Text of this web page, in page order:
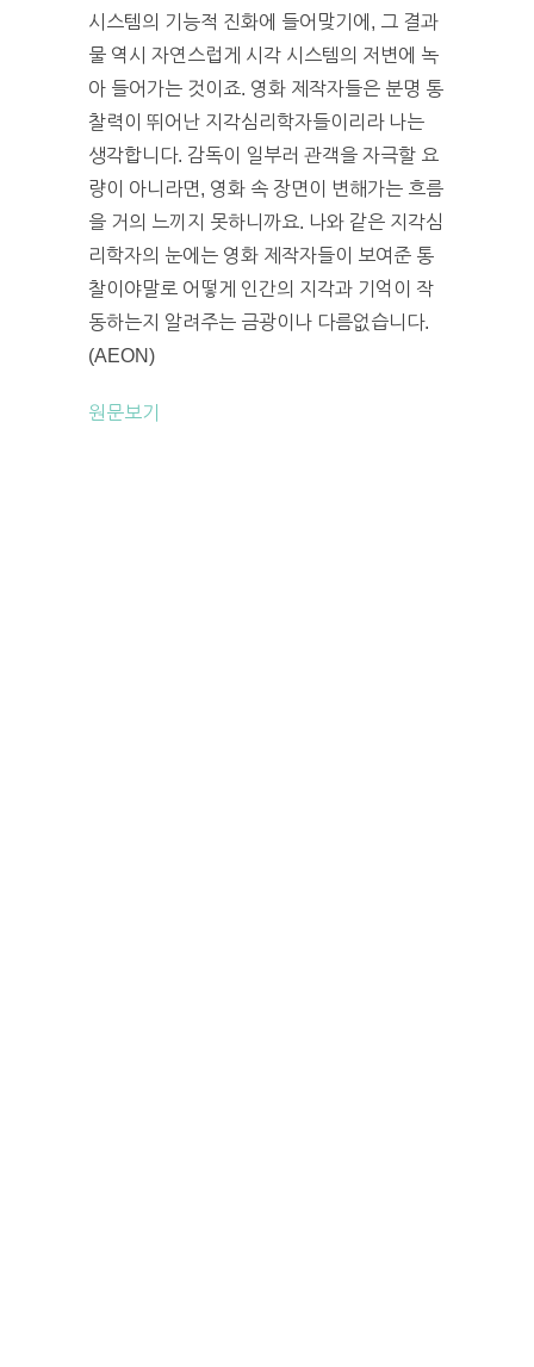
시스템의 기능적 진화에 들어맞기에, 그 결과
물 역시 자연스럽게 시각 시스템의 저변에 녹
아 들어가는 것이죠. 영화 제작자들은 분명 통
찰력이 뛰어난 지각심리학자들이리라 나는
생각합니다. 감독이 일부러 관객을 자극할 요
량이 아니라면, 영화 속 장면이 변해가는 흐름
을 거의 느끼지 못하니까요. 나와 같은 지각심
리학자의 눈에는 영화 제작자들이 보여준 통
찰이야말로 어떻게 인간의 지각과 기억이 작
동하는지 알려주는 금광이나 다름없습니다.
(AEON)
원문보기